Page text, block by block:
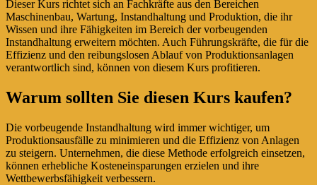
Dieser Kurs richtet sich an Fachkräfte aus den Bereichen
Maschinenbau, Wartung, Instandhaltung und Produktion, die ihr
Wissen und ihre Fähigkeiten im Bereich der vorbeugenden
Instandhaltung erweitern möchten. Auch Führungskräfte, die für die
Effizienz und den reibungslosen Ablauf von Produktionsanlagen
verantwortlich sind, können von diesem Kurs profitieren.
Warum sollten Sie diesen Kurs kaufen?
Die vorbeugende Instandhaltung wird immer wichtiger, um
Produktionsausfälle zu minimieren und die Effizienz von Anlagen
zu steigern. Unternehmen, die diese Methode erfolgreich einsetzen,
können erhebliche Kosteneinsparungen erzielen und ihre
Wettbewerbsfähigkeit verbessern.